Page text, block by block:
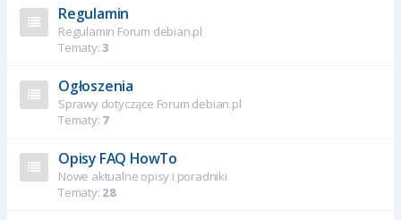
Regulamin
Regulamin Forum debian.pl
Tematy:3
Ogłoszenia
Sprawy dotyczące Forum debian.pl
Tematy: 7
Opisy FAQ HowTo
Nowe aktualne opisy i poradniki
Tematy: 28